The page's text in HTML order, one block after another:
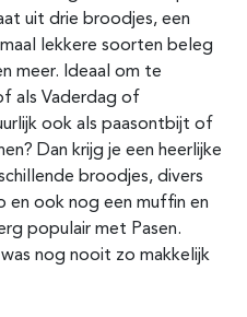
uit drie broodjes, een
lekkere soorten beleg
meer. Ideaal om te
als Vaderdag of
ook als paasontbijt of
Dan krijg je een heerlijke
broodjes, divers
en ook nog een muffin en
populair met Pasen.
nog nooit zo makkelijk